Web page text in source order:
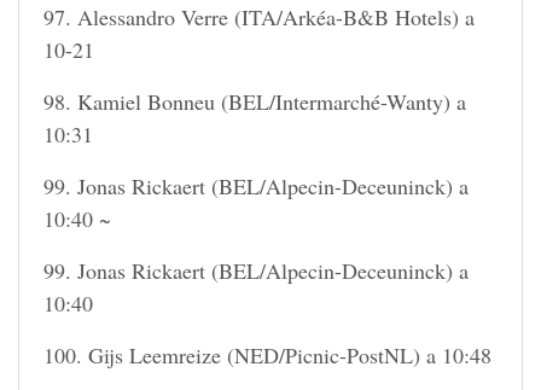
97. Alessandro Verre (ITA/Arkéa-B&B Hotels) a
10-21
98. Kamiel Bonneu (BEL/Intermarché-Wanty) a
10:31
99. Jonas Rickaert (BEL/Alpecin-Deceuninck) a
10:40 ~
99. Jonas Rickaert (BEL/Alpecin-Deceuninck) a
10:40
100. Gijs Leemreize (NED/Picnic-PostNL) a 10:48